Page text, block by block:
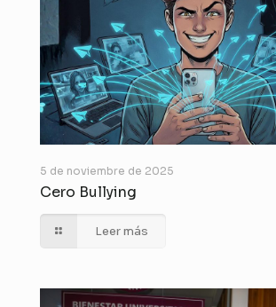
5 de noviembre de 2025
Cero Bullying
Leer más